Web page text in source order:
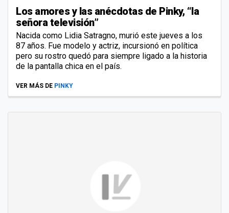
Los amores y las anécdotas de Pinky, “la
señora televisión”
Nacida como Lidia Satragno, murió este jueves a los
87 años. Fue modelo y actriz, incursionó en política
pero su rostro quedó para siempre ligado a la historia
de la pantalla chica en el país.
VER MÁS DE PINKY